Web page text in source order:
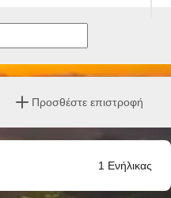
Προσθέστε επιστροφή
1 Ενήλικας